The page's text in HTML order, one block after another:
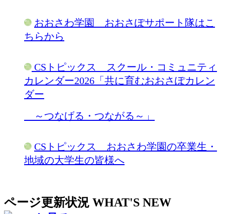
おおさわ学園 おおさぽサポート隊はこ
ちらから
CSトピックス スクール・コミュニティ
カレンダー2026「共に育むおおさぽカレン
ダー
～つなげる・つながる～」
CSトピックス おおさわ学園の卒業生・
地域の大学生の皆様へ
ページ更新状況 WHAT'S NEW